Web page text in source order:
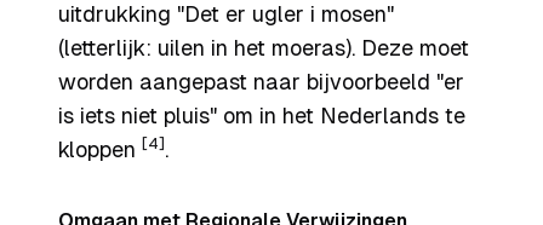
uitdrukking "Det er ugler i mosen"
(letterlijk: uilen in het moeras). Deze moet
worden aangepast naar bijvoorbeeld "er
is iets niet pluis" om in het Nederlands te
kloppen [4] .